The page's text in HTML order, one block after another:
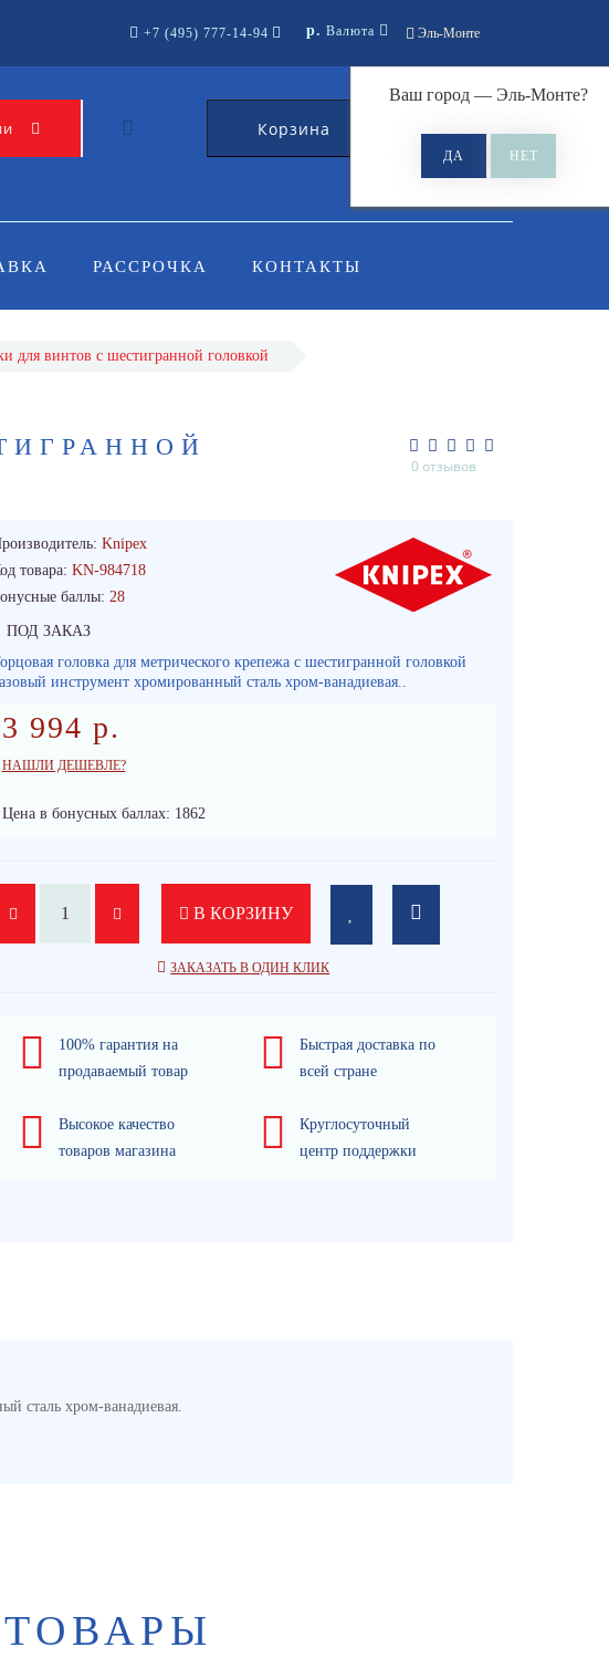
Эль-Монте
Ваш город — Эль-Монте?
+7 (495) 777-14-94 р. Валюта
Корзина 0
РАССРОЧКА КОНТАКТЫ
для винтов с шестигранной головкой
0 отзывов
Knipex
товара: KN-984718
баллы: 28
ПОД ЗАКАЗ
головка для метрического крепежа с шестигранной головкой
инструмент хромированный сталь хром-ванадиевая..
3 994 р.
НАШЛИ ДЕШЕВЛЕ?
Цена в бонусных баллах: 1862
В КОРЗИНУ
ЗАКАЗАТЬ В ОДИН КЛИК
100% гарантия на
продаваемый товар
Быстрая доставка по
всей стране
Высокое качество
товаров магазина
Круглосуточный
центр поддержки
сталь хром-ванадиевая.